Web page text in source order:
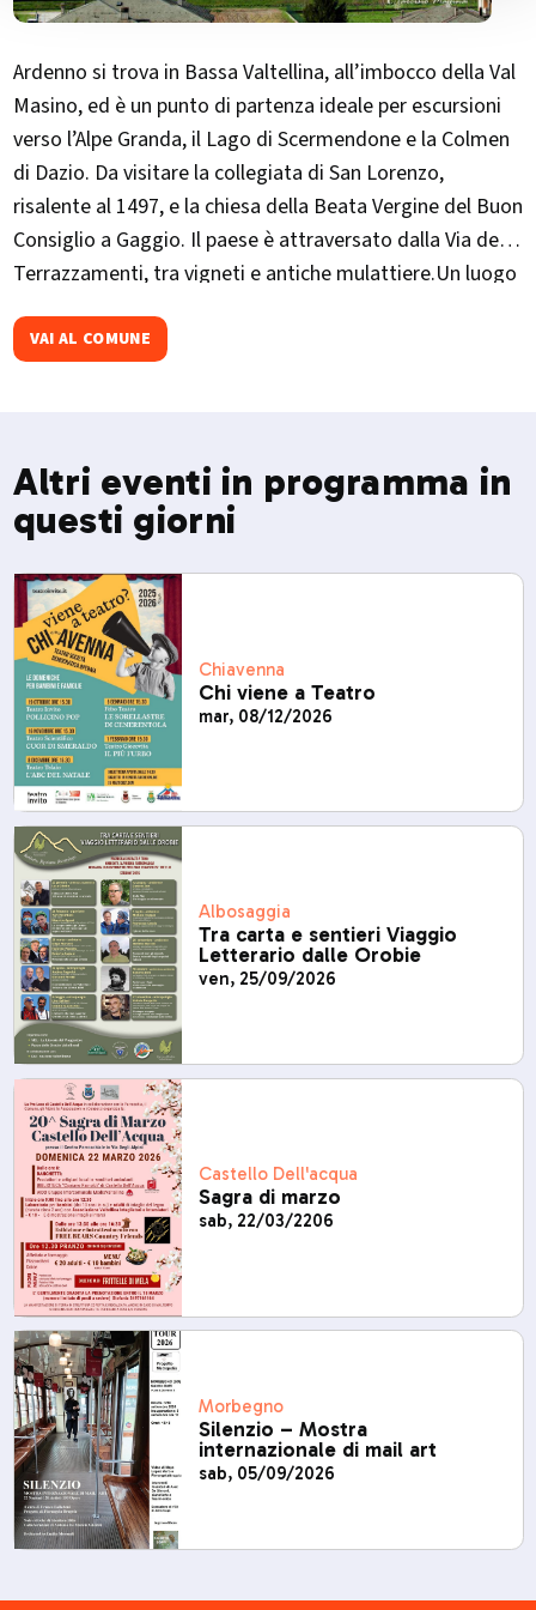
Ardenno si trova in Bassa Valtellina, all’imbocco della Val
Masino, ed è un punto di partenza ideale per escursioni
verso l’Alpe Granda, il Lago di Scermendone e la Colmen
di Dazio. Da visitare la collegiata di San Lorenzo,
risalente al 1497, e la chiesa della Beata Vergine del Buon
Consiglio a Gaggio. Il paese è attraversato dalla Via dei
Terrazzamenti, tra vigneti e antiche mulattiere.Un luogo
VAI AL COMUNE
Altri eventi in programma in
questi giorni
Chiavenna
Chi viene a Teatro
mar, 08/12/2026
Albosaggia
Tra carta e sentieri Viaggio
Letterario dalle Orobie
ven, 25/09/2026
Castello Dell'acqua
Sagra di marzo
sab, 22/03/2206
Morbegno
Silenzio – Mostra
internazionale di mail art
sab, 05/09/2026